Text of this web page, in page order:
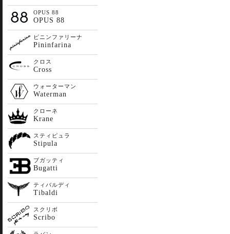
OPUS 88
OPUS 88
ピニンファリーナ
Pininfarina
クロス
Cross
ウォーターマン
Waterman
クローネ
Krane
スティピュラ
Stipula
ブガッティ
Bugatti
ティバルディ
Tibaldi
スクリボ
Scribo